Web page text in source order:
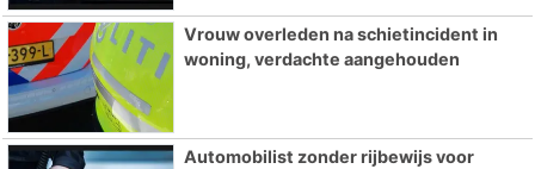
Vrouw overleden na schietincident in
woning, verdachte aangehouden
Automobilist zonder rijbewijs voor